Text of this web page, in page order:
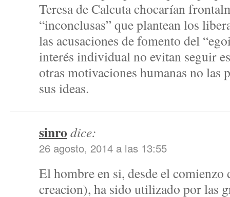
Teresa de Calcuta chocarían
“inconclusas” que plantean los
las acusaciones de fomento del
interés individual no evitan seguir
otras motivaciones humanas no las
sus ideas.
sinro dice:
26 agosto, 2014 a las 13:55
El hombre en si, desde el comienzo
creacion), ha sido utilizado por las